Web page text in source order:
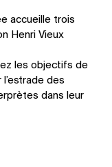
accueille trois
Henri Vieux
les objectifs de
l’estrade des
dans leur